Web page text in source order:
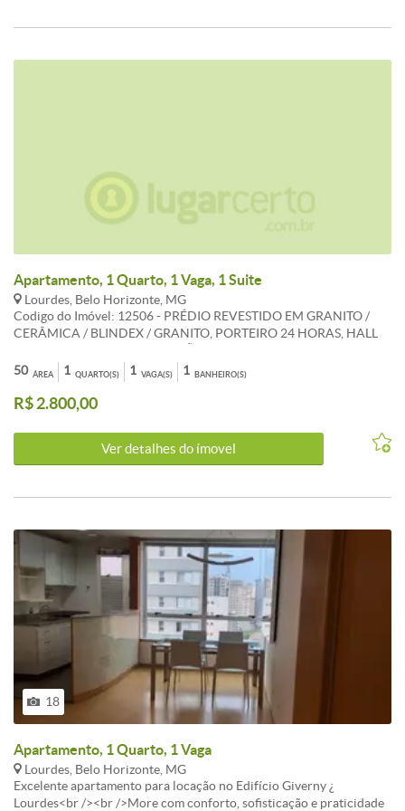
Apartamento, 1 Quarto, 1 Vaga, 1 Suite
Lourdes, Belo Horizonte, MG
Codigo do Imóvel: 12506 - PRÉDIO REVESTIDO EM GRANITO /
CERÂMICA / BLINDEX / GRANITO, PORTEIRO 24 HORAS, HALL
SAUNA, CHURRASQUEIRA, FITNESS, ÁREA LIVRE, JARDINS,
LAZER, 1 VAGA DE GARAGEM. APARTAMENTO COM OU SEM A
MOBÍLIA, COM 1 SALA PARA 2AMBIENTES PISO TÁBUA
CORRIDA, BANHO, BANCADA E PISO EM GRANITO /
CERÂMICA, COZINHA COM ARMÁRIOS, BANCADA E PISO EM
ÁREA
50 QUARTO(S)
1 VAGA(S)
1 BANHEIRO(S)
1
R$ 2.800,00
Ver detalhes do ímovel
18
Apartamento, 1 Quarto, 1 Vaga
Lourdes, Belo Horizonte, MG
Excelente apartamento para locação no Edifício Giverny ¿
Lourdes<br /><br />More com conforto, sofisticação e praticidade